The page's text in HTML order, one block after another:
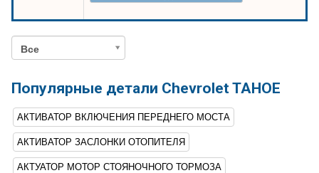
Все
Популярные детали Chevrolet TAHOE
АКТИВАТОР ВКЛЮЧЕНИЯ ПЕРЕДНЕГО МОСТА
АКТИВАТОР ЗАСЛОНКИ ОТОПИТЕЛЯ
АКТУАТОР МОТОР СТОЯНОЧНОГО ТОРМОЗА